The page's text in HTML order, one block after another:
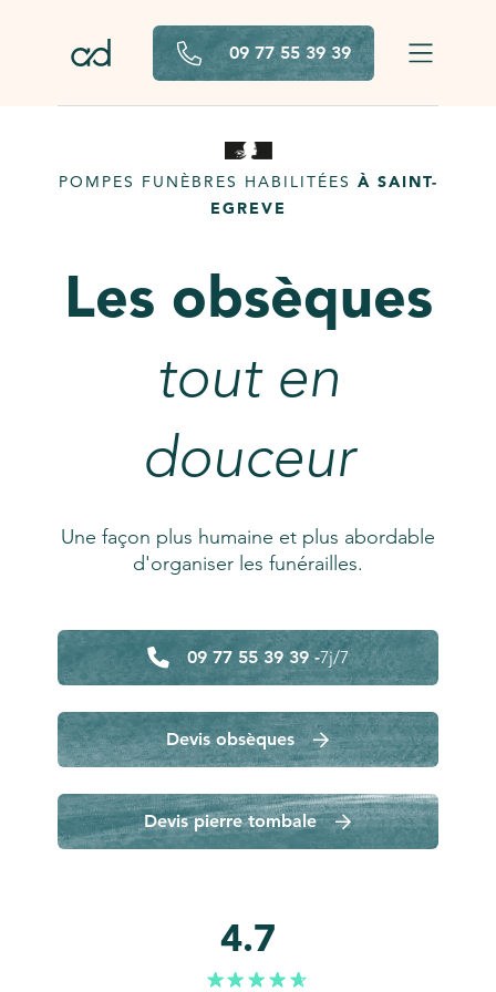
09 77 55 39 39
POMPES FUNÈBRES HABILITÉES À SAINT-
EGREVE
Les obsèques
tout en
douceur
Une façon plus humaine et plus abordable
d'organiser les funérailles.
09 77 55 39 39 -7j/7
Devis obsèques
Devis pierre tombale
4.7